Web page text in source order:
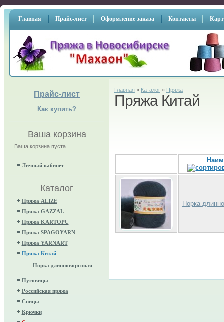
Главная Прайс-лист Оформление заказа Контакты
Прайс-лист
Как купить?
Ваша корзина
Ваша корзина пуста
Личный кабинет
Каталог
Пряжа ALIZE
Пряжа GAZZAL
Пряжа KARTOPU
Пряжа SPAGOYARN
Пряжа YARNART
Пряжа Китай
Норка длинноворсовая
Пуговицы
Российская пряжа
Спицы
Крючки
Главная » Каталог» Пряжа
Пряжа Китай
Норка